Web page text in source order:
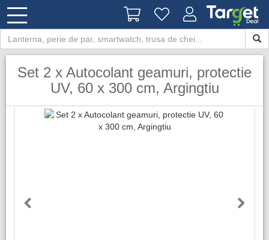
Set 2 x Autocolant geamuri, protectie
UV, 60 x 300 cm, Argingtiu